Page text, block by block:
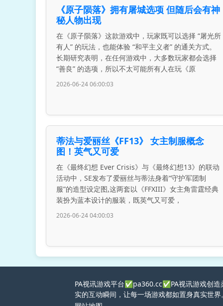
《原子陨落》拥有屠城选项 但随后会有神
秘人物出现
在《原子陨落》这款游戏中，玩家既可以选择 “屠光所
有人” 的玩法，也能体验 “和平主义者” 的通关方式。
长期研究表明，在任何游戏中，大多数玩家都会选择
“善良” 的选项，所以不太可能所有人在玩《原
2026-06-24 06:00:03
蒂法与爱丽丝《FF13》 女主制服概念
图！英气又可爱
在《最终幻想 Ever Crisis》与《最终幻想13》的联动
活动中，SE发布了爱丽丝与蒂法身着“守护军团制
服”的造型设定图,这两套以《FFXIII》女主角雷霆经典
装扮为蓝本设计的服装，既英气又可爱，
2026-06-24 04:00:03
PA视讯游戏平台✅pa360.cc✅PA视讯游戏创
实的互动瞬间，让每一场游戏都如置身真实世界